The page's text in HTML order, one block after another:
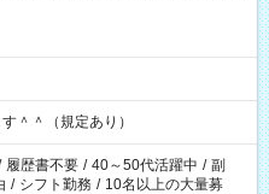
＾＾（規定あり）
履歴書不要 / 40～50代活躍中 / 副
/ シフト勤務 / 10名以上の大量募